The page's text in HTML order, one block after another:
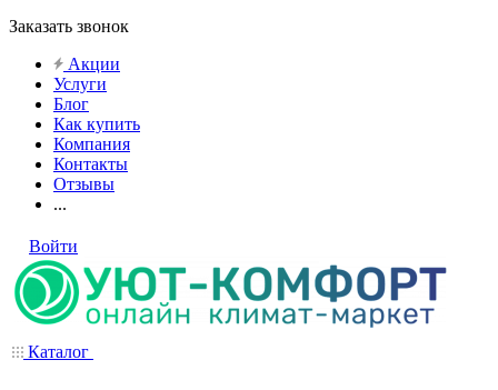
Заказать звонок
Акции
Услуги
Блог
Как купить
Компания
Контакты
Отзывы
...
Войти
Каталог